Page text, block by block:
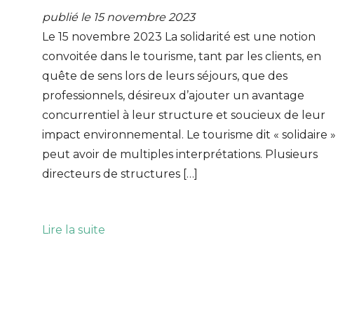
publié le 15 novembre 2023
Le 15 novembre 2023 La solidarité est une notion
convoitée dans le tourisme, tant par les clients, en
quête de sens lors de leurs séjours, que des
professionnels, désireux d’ajouter un avantage
concurrentiel à leur structure et soucieux de leur
impact environnemental. Le tourisme dit « solidaire »
peut avoir de multiples interprétations. Plusieurs
directeurs de structures […]
Lire la suite